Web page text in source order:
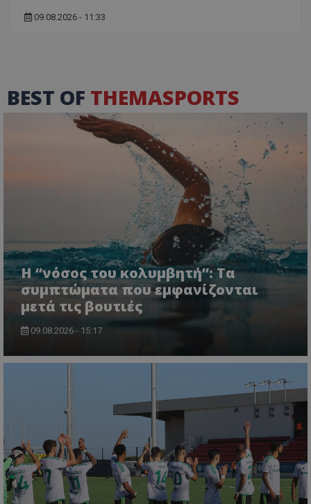
09.08.2026 - 11:33
BEST OF THEMASPORTS
Η “νόσος του κολυμβητή”: Τα
συμπτώματα που εμφανίζονται
μετά τις βουτιές
09.08.2026 - 15:17